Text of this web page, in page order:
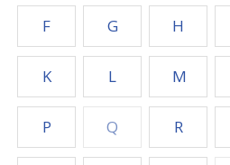
F G H
K L M
P Q R